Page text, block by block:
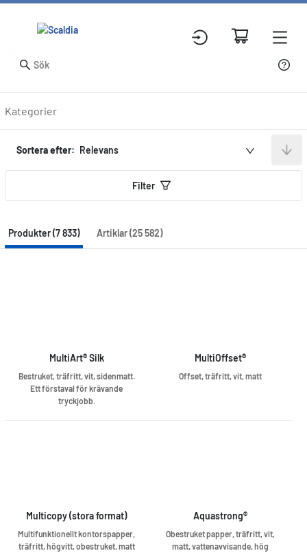
Produkter
Kategorier
Sortera efter: Relevans
Filter
Produkter (7 833) Artiklar (25 582)
MultiArt® Silk
Bestruket, träfritt, vit, sidenmatt.
Ett förstaval för krävande
tryckjobb.
MultiOffset®
Offset, träfritt, vit, matt
Multicopy (stora format)
Multifunktionellt kontorspapper,
träfritt, högvitt, obestruket, matt
Aquastrong®
Obestruket papper, träfritt, vit,
matt, vattenavvisande, hög